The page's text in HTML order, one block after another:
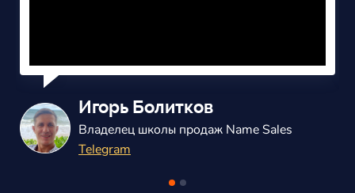
Александр Балаш
Владелец маркетингового агенства
ВКонтакте